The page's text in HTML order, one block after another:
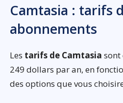
Camtasia : tarifs
abonnements
Les tarifs de Camtasia sont
249 dollars par an, en
des options que vous